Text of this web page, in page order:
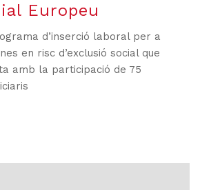
Europeu
d’inserció laboral per a
en risc d’exclusió social que
amb la participació de 75